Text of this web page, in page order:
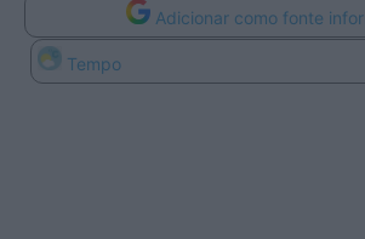
Adicionar como fonte
Tempo